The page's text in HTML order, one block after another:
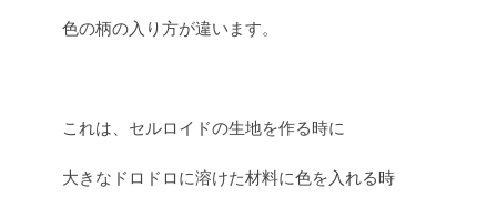
色の柄の入り方が違います。
これは、セルロイドの生地を作る時に
大きなドロドロに溶けた材料に色を入れる時